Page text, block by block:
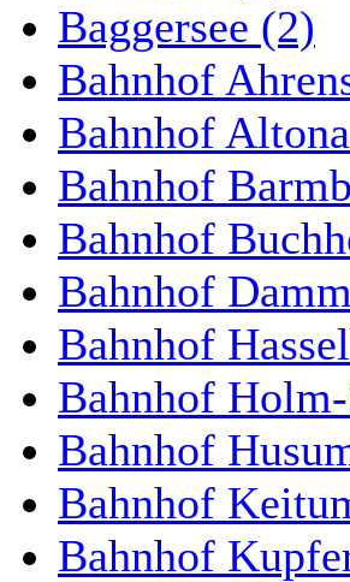
Baggersee (2)
Bahnhof
Bahnhof
Bahnhof
Bahnhof
Bahnhof
Bahnhof
Bahnhof
Bahnhof
Bahnhof
Bahnhof